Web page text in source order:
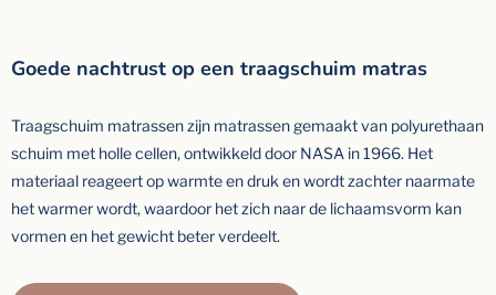
Goede nachtrust op een traagschuim matras
Traagschuim matrassen zijn matrassen gemaakt van polyurethaan
schuim met holle cellen, ontwikkeld door NASA in 1966. Het
materiaal reageert op warmte en druk en wordt zachter naarmate
het warmer wordt, waardoor het zich naar de lichaamsvorm kan
vormen en het gewicht beter verdeelt.